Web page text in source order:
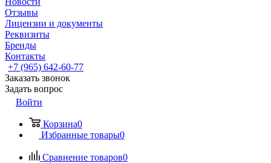
Отзывы
Лицензии и документы
Реквизиты
Бренды
Контакты
+7 (965) 642-60-77
Заказать звонок
Задать вопрос
Войти
Корзина0
Избранные товары0
Сравнение товаров0